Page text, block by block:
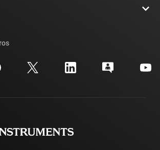
inversionistas
cruzadas
al cliente
sobre la cuenta myTI
sobre pedidos